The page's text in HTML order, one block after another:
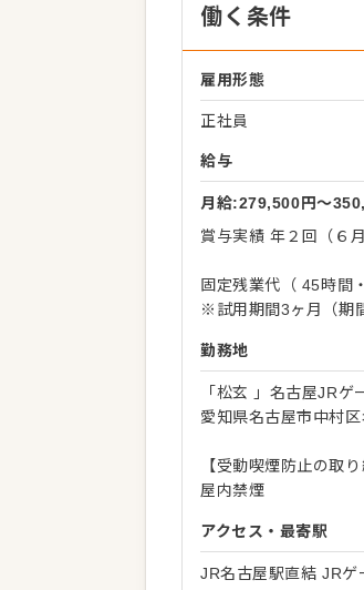
働く条件
雇用形態
正社員
給与
月給:279,500円〜
賞与実績 年２回（６
固定残業代（ 45時間
※試用期間3ヶ月（期
勤務地
「松玄 」名古屋JRゲ
愛知県名古屋市中村
【受動喫煙防止の取り
屋内禁煙
アクセス・最寄駅
JR名古屋駅直結 JRゲ